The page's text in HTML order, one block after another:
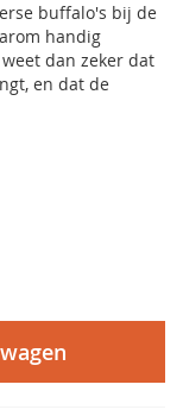
buffalo's bij de
handig
dan zeker dat
en dat de